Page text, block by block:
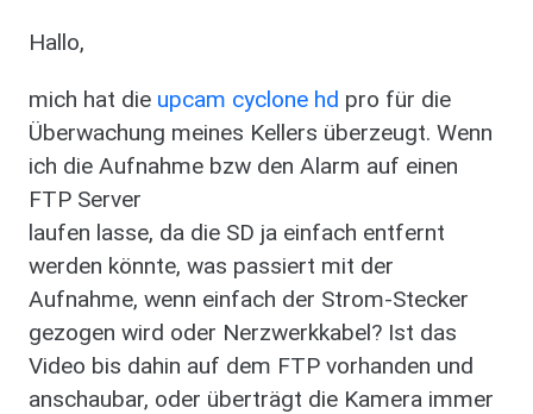
Hallo,
mich hat die upcam cyclone hd pro für die
Überwachung meines Kellers überzeugt. Wenn
ich die Aufnahme bzw den Alarm auf einen
FTP Server
laufen lasse, da die SD ja einfach entfernt
werden könnte, was passiert mit der
Aufnahme, wenn einfach der Strom-Stecker
gezogen wird oder Nerzwerkkabel? Ist das
Video bis dahin auf dem FTP vorhanden und
anschaubar, oder überträgt die Kamera immer